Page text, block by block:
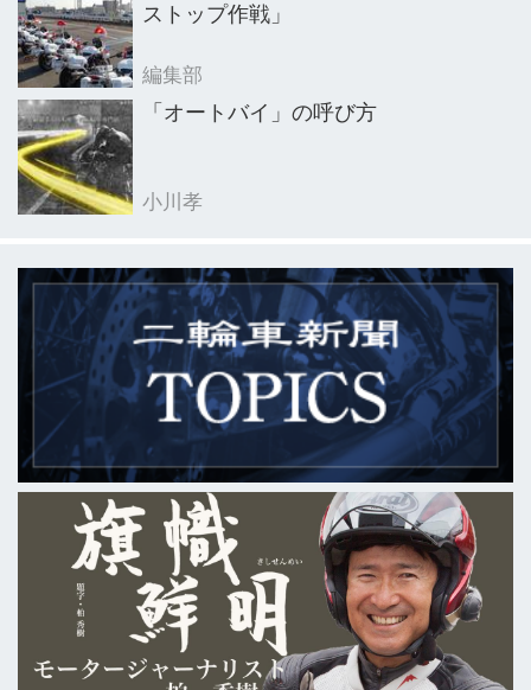
ストップ作戦」
編集部
「オートバイ」の呼び方
小川孝